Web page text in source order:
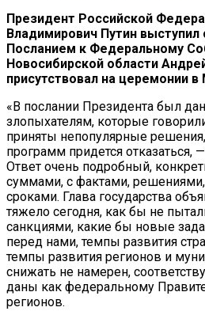
Президент Российской
Владимирович Путин
Посланием к Федеральному
Новосибирской области
присутствовал на церемонии
«В послании Президента был
злопыхателям, которые
приняты непопулярные
программ придется отказаться,
Ответ очень подробный,
суммами, с фактами,
сроками. Глава государства
тяжело сегодня, как бы не
санкциями, какие бы новые
перед нами, темпы развития
темпы развития регионов и
снижать не намерен,
даны как федеральному
регионов.